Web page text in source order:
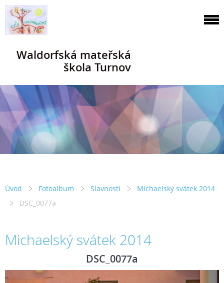
Waldorfská mateřská
škola Turnov
Úvod Fotoalbum Slavnosti
Michaelský svátek 2014
DSC_0077a
Michaelský svátek 2014
DSC_0077a